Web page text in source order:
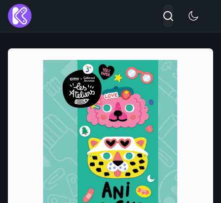
Αναζήτηση...
Type 2 or more